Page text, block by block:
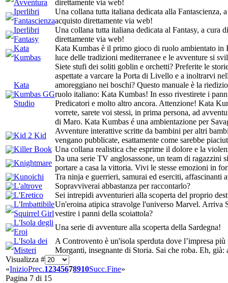
Avventura
direttamente via web!
Iperlibri
Fantascienza
Una collana tutta italiana dedicata alla Fantascienza,
acquisto direttamente via web!
Iperlibri
Fantasy
Una collana tutta italiana dedicata al Fantasy, a cura
direttamente via web!
Kata
Kumbas
Kata Kumbas è il primo gioco di ruolo ambientato
luce delle tradizioni mediterranee e le avventure si
Kata
Kumbas GG
Studio
Siete stufi dei soliti goblin e orchetti? Preferite le
aspettate a varcare la Porta di Livello e a inoltrarvi
amoreggiano nei boschi? Questo manuale è la
ruolo italiano: Kata Kumbas! In esso rivestirete i
Predicatori e molto altro ancora. Attenzione! Kata
vorrete, sarete voi stessi, in prima persona, ad
di Maro. Kata Kumbas é una ambientazione per
Kid 2 Kid
Avventure interattive scritte da bambini per altri
vengano pubblicate, esattamente come sarebbe
Killer Book Una collana realistica che esprime il dolore e la
Knightmare
Da una serie TV anglosassone, un team di
portare a casa la vittoria. Vivi le stesse emozioni in
Kunoichi
Tra ninja e guerrieri, samurai ed eserciti, affascinanti
L'altrove
Sopravviverai abbastanza per raccontarlo?
L'Eretico
Sei intrepidi avventurieri alla scoperta del proprio
L'Imbattibile
Squirrel Girl
Un'eroina atipica stravolge l'universo Marvel. Arriva
vestire i panni della scoiattola?
L'Isola degli
Eroi
Una serie di avventure alla scoperta della Sardegna!
L'Isola dei
Misteri
A Controvento è un'isola sperduta dove l’impresa
Morganti, insegnante di Storia. Sai che roba. Eh,
Visualizza #
«InizioPrec.12345678910Succ.Fine»
Pagina 7 di 15